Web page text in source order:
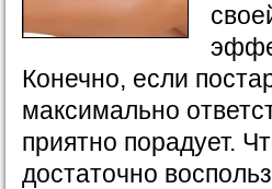
Конечно, если
максимально
приятно порадует.
достаточно